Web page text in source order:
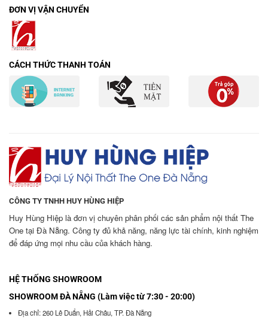
ĐƠN VỊ VẬN CHUYỂN
CÁCH THỨC THANH TOÁN
CÔNG TY TNHH HUY HÙNG HIỆP
Huy Hùng Hiệp là đơn vị chuyên phân phối các sản phẩm nội thất The
One tại Đà Nẵng. Công ty đủ khả năng, năng lực tài chính, kinh nghiệm
để đáp ứng mọi nhu cầu của khách hàng.
HỆ THỐNG SHOWROOM
SHOWROOM ĐÀ NẴNG (Làm việc từ 7:30 - 20:00)
Địa chỉ: 260 Lê Duẩn, Hải Châu, TP. Đà Nẵng